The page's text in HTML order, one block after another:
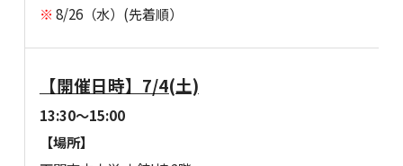
※ 8/26（水）(先着順）
【開催日時】7/4(土)
13:30～15:00
【場所】